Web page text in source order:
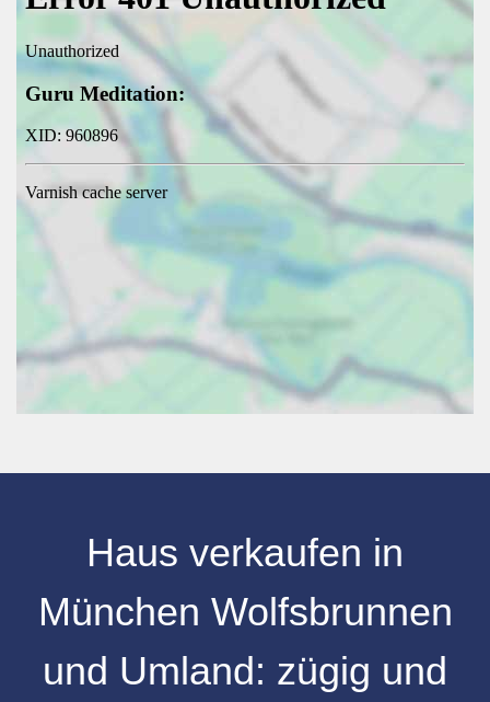
Haus verkaufen in
München Wolfsbrunnen
und Umland: zügig und